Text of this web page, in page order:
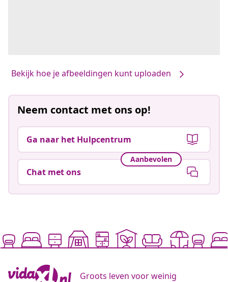
Bekijk hoe je afbeeldingen kunt uploaden
Neem contact met ons op!
Ga naar het Hulpcentrum
Aanbevolen
Chat met ons
Groots leven voor weinig